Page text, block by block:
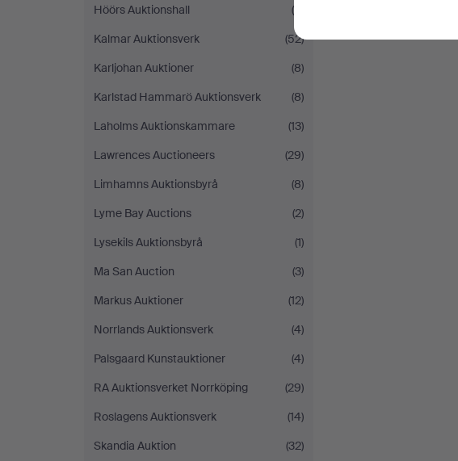
Höörs Auktionshall
(4)
Kalmar Auktionsverk
(52)
Karljohan Auktioner
(8)
Karlstad Hammarö Auktionsverk
(8)
Laholms Auktionskammare
(13)
Lawrences Auctioneers
(29)
Limhamns Auktionsbyrå
(8)
Lyme Bay Auctions
(2)
Lysekils Auktionsbyrå
(1)
Ma San Auction
(3)
Markus Auktioner
(12)
Norrlands Auktionsverk
(4)
Palsgaard Kunstauktioner
(4)
RA Auktionsverket Norrköping
(29)
Roslagens Auktionsverk
(14)
Skandia Auktion
(32)